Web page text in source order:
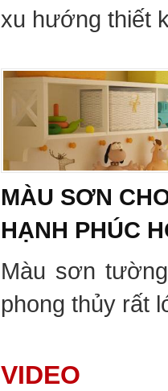
xu hướng thiết
MÀU SƠN
HẠNH PHÚC
Màu sơn
phong thủy rất
VIDEO